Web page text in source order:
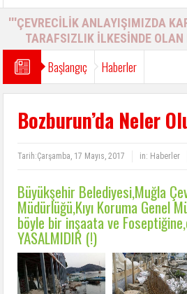
'''ÇEVRECİLİK ANLAYIŞIMIZDA
TARAFSIZLIK İLKESİNDE
Başlangıç Haberler
Bozburun’da Neler
Tarih:Çarşamba, 17 Mayıs, 2017 in: Haberler
Büyükşehir Belediyesi,Muğla
Müdürlüğü,Kıyı Koruma Genel
böyle bir inşaata ve
YASALMIDIR (!)